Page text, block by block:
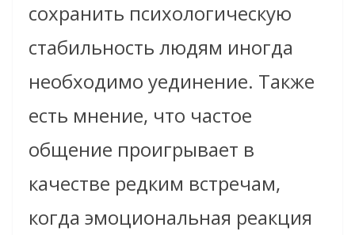
сохранить психологическую
стабильность людям иногда
необходимо уединение. Также
есть мнение, что частое
общение проигрывает в
качестве редким встречам,
когда эмоциональная реакция